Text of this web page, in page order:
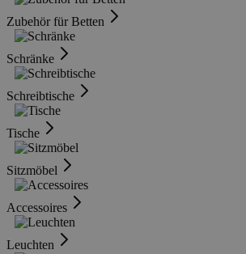
Zubehör für Betten
Schränke
Schreibtische
Tische
Sitzmöbel
Accessoires
Leuchten